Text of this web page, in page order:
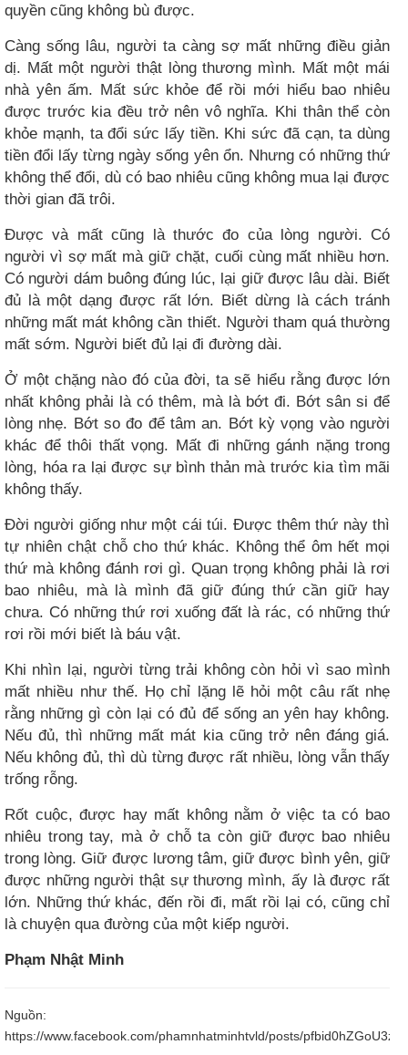
quyền cũng không bù được.
Càng sống lâu, người ta càng sợ mất những điều giản
dị. Mất một người thật lòng thương mình. Mất một mái
nhà yên ấm. Mất sức khỏe để rồi mới hiểu bao nhiêu
được trước kia đều trở nên vô nghĩa. Khi thân thể còn
khỏe mạnh, ta đổi sức lấy tiền. Khi sức đã cạn, ta dùng
tiền đổi lấy từng ngày sống yên ổn. Nhưng có những thứ
không thể đổi, dù có bao nhiêu cũng không mua lại được
thời gian đã trôi.
Được và mất cũng là thước đo của lòng người. Có
người vì sợ mất mà giữ chặt, cuối cùng mất nhiều hơn.
Có người dám buông đúng lúc, lại giữ được lâu dài. Biết
đủ là một dạng được rất lớn. Biết dừng là cách tránh
những mất mát không cần thiết. Người tham quá thường
mất sớm. Người biết đủ lại đi đường dài.
Ở một chặng nào đó của đời, ta sẽ hiểu rằng được lớn
nhất không phải là có thêm, mà là bớt đi. Bớt sân si để
lòng nhẹ. Bớt so đo để tâm an. Bớt kỳ vọng vào người
khác để thôi thất vọng. Mất đi những gánh nặng trong
lòng, hóa ra lại được sự bình thản mà trước kia tìm mãi
không thấy.
Đời người giống như một cái túi. Được thêm thứ này thì
tự nhiên chật chỗ cho thứ khác. Không thể ôm hết mọi
thứ mà không đánh rơi gì. Quan trọng không phải là rơi
bao nhiêu, mà là mình đã giữ đúng thứ cần giữ hay
chưa. Có những thứ rơi xuống đất là rác, có những thứ
rơi rồi mới biết là báu vật.
Khi nhìn lại, người từng trải không còn hỏi vì sao mình
mất nhiều như thế. Họ chỉ lặng lẽ hỏi một câu rất nhẹ
rằng những gì còn lại có đủ để sống an yên hay không.
Nếu đủ, thì những mất mát kia cũng trở nên đáng giá.
Nếu không đủ, thì dù từng được rất nhiều, lòng vẫn thấy
trống rỗng.
Rốt cuộc, được hay mất không nằm ở việc ta có bao
nhiêu trong tay, mà ở chỗ ta còn giữ được bao nhiêu
trong lòng. Giữ được lương tâm, giữ được bình yên, giữ
được những người thật sự thương mình, ấy là được rất
lớn. Những thứ khác, đến rồi đi, mất rồi lại có, cũng chỉ
là chuyện qua đường của một kiếp người.
Phạm Nhật Minh
Nguồn:
https://www.facebook.com/phamnhatminhtvld/posts/